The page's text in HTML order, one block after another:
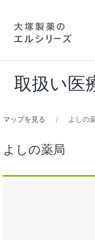
取扱い医
マップを見る よしの
よしの薬局